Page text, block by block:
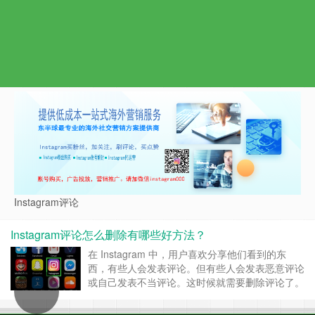
Instagram评论
Instagram评论怎么删除有哪些好方法？
在 Instagram 中，用户喜欢分享他们看到的东
西，有些人会发表评论。但有些人会发表恶意评论
或自己发表不当评论。这时候就需要删除评论了。
应用程序并打开图片或视频的评论部分。点按评论